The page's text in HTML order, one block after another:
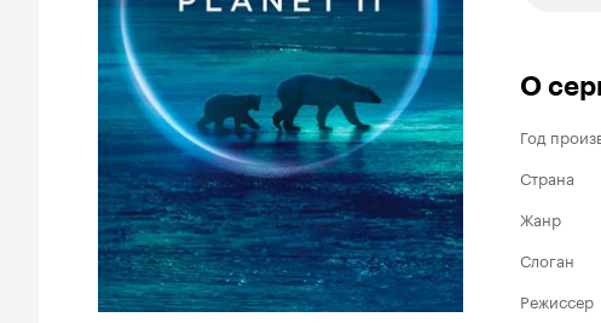
О
Год
Страна
Жанр
Слоган
Режиссер